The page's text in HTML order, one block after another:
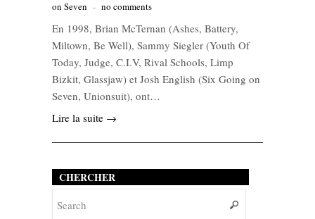
on Seven - no comments
En 1998, Brian McTernan (Ashes, Battery,
Miltown, Be Well), Sammy Siegler (Youth Of
Today, Judge, C.I.V, Rival Schools, Limp
Bizkit, Glassjaw) et Josh English (Six Going on
Seven, Unionsuit), ont…
Lire la suite →
CHERCHER